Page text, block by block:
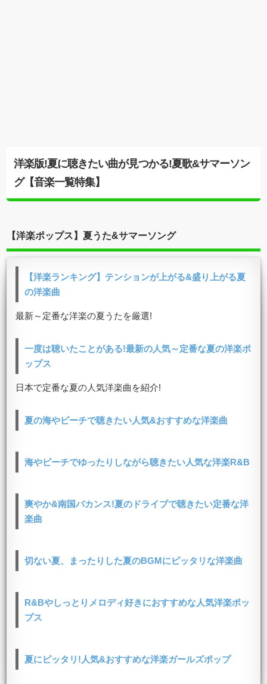
洋楽版!夏に聴きたい曲が見つかる!夏歌&サマーソン
グ【音楽一覧特集】
【洋楽ポップス】夏うた&サマーソング
【洋楽ランキング】テンションが上がる&盛り上がる夏
の洋楽曲
最新～定番な洋楽の夏うたを厳選!
一度は聴いたことがある!最新の人気～定番な夏の洋楽ポ
ップス
日本で定番な夏の人気洋楽曲を紹介!
夏の海やビーチで聴きたい人気&おすすめな洋楽曲
海やビーチでゆったりしながら聴きたい人気な洋楽R&B
爽やか&南国バカンス!夏のドライブで聴きたい定番な洋
楽曲
切ない夏、まったりした夏のBGMにピッタリな洋楽曲
R&Bやしっとりメロディ好きにおすすめな人気洋楽ポッ
プス
夏にピッタリ!人気&おすすめな洋楽ガールズポップ